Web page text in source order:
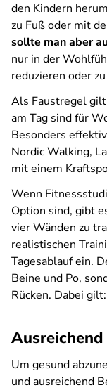
den Kindern
zu Fuß oder mit
sollte man aber
nur in der
reduzieren oder
Als Faustregel
am Tag sind für
Besonders
Nordic Walking,
mit einem
Wenn
Option sind, gibt
vier Wänden zu
realistischen
Tagesablauf ein.
Beine und Po,
Rücken. Dabei
Um gesund
und ausreichend